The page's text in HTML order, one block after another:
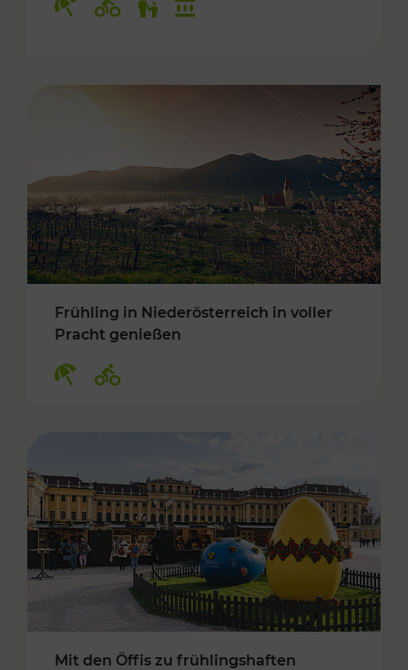
Frühling in Niederösterreich in voller
Pracht genießen
Mit den Öffis zu frühlingshaften